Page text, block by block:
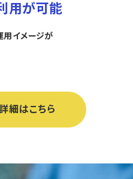
用が可能
用イメージが
細はこちら